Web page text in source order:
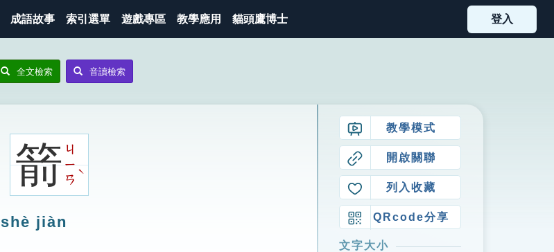
成語故事 索引選單 遊戲專區 教學應用 貓頭鷹博士 登入
全文檢索 音讀檢索
箭ㄐ
ㄧ
ㄢ
ˋ
shè jiàn
教學模式
開啟關聯
列入收藏
QRcode分享
文字大小